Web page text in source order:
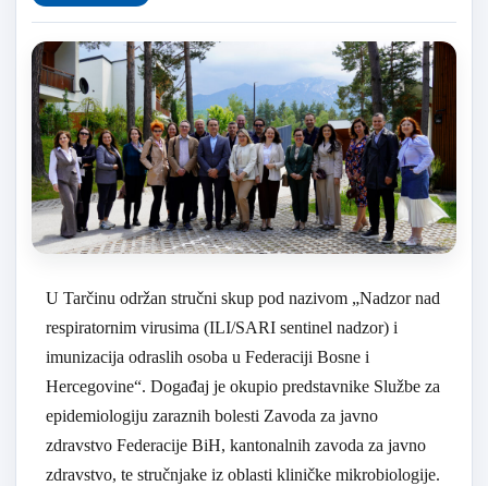
U Tarčinu održan stručni skup pod nazivom „Nadzor nad
respiratornim virusima (ILI/SARI sentinel nadzor) i
imunizacija odraslih osoba u Federaciji Bosne i
Hercegovine“. Događaj je okupio predstavnike Službe za
epidemiologiju zaraznih bolesti Zavoda za javno
zdravstvo Federacije BiH, kantonalnih zavoda za javno
zdravstvo, te stručnjake iz oblasti kliničke mikrobiologije.